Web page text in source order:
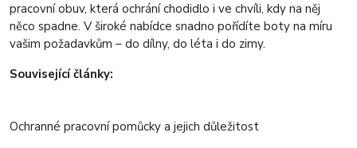
pracovní obuv, která ochrání chodidlo i ve chvíli, kdy na něj
něco spadne. V široké nabídce snadno pořídíte boty na míru
vašim požadavkům – do dílny, do léta i do zimy.
Související články:
Ochranné pracovní pomůcky a jejich důležitost